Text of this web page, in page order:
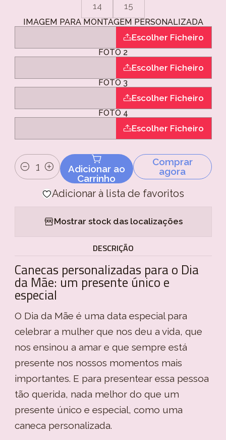
14 15
IMAGEM PARA MONTAGEM PERSONALIZADA
Escolher Ficheiro
FOTO 2
Escolher Ficheiro
FOTO 3
Escolher Ficheiro
FOTO 4
Escolher Ficheiro
Quantidade
Adicionar ao
Carrinho
Comprar
agora
Adicionar à lista de favoritos
Mostrar stock das localizações
DESCRIÇÃO
Canecas personalizadas para o Dia
da Mãe: um presente único e
especial
O Dia da Mãe é uma data especial para
celebrar a mulher que nos deu a vida, que
nos ensinou a amar e que sempre está
presente nos nossos momentos mais
importantes. E para presentear essa pessoa
tão querida, nada melhor do que um
presente único e especial, como uma
caneca personalizada.